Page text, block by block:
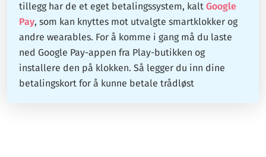
tillegg har de et eget betalingssystem, kalt Google
Pay, som kan knyttes mot utvalgte smartklokker og
andre wearables. For å komme i gang må du laste
ned Google Pay-appen fra Play-butikken og
installere den på klokken. Så legger du inn dine
betalingskort for å kunne betale trådløst